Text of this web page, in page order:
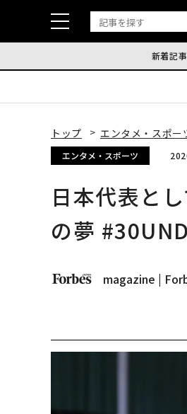
新着記事
トップ エンタメ・スポー
エンタメ・スポーツ
日本代表と
の夢
magazine |